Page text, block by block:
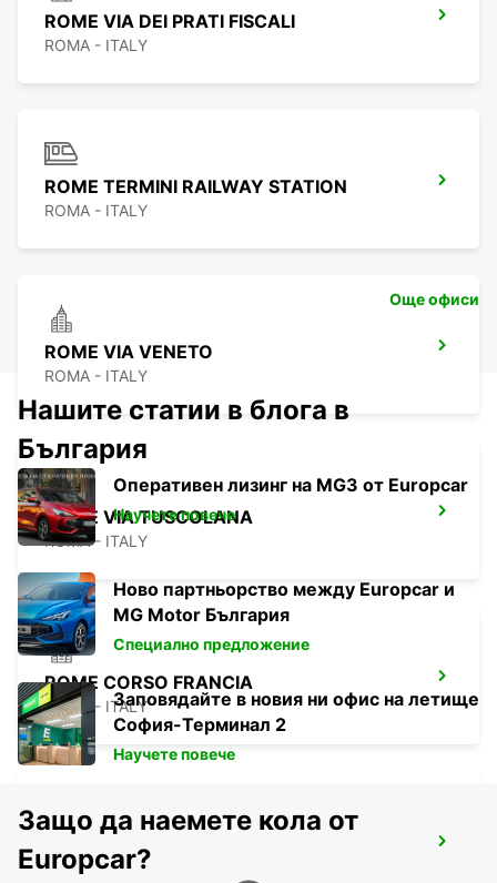
ROME VIA DEI PRATI FISCALI
ROMA - ITALY
ROME TERMINI RAILWAY STATION
ROMA - ITALY
ROME VIA VENETO
ROMA - ITALY
ROME VIA TUSCOLANA
ROMA - ITALY
ROME CORSO FRANCIA
ROMA - ITALY
ROME VIA CIPRO (VATICAN)
ROMA - ITALY
Още офиси
Нашите статии в блога в
България
Оперативен лизинг на MG3 от Europcar
Научете повече
Ново партньорство между Europcar и
MG Motor България
Специално предложение
Заповядайте в новия ни офис на летище
София-Терминал 2
Научете повече
Защо да наемете кола от
Europcar?